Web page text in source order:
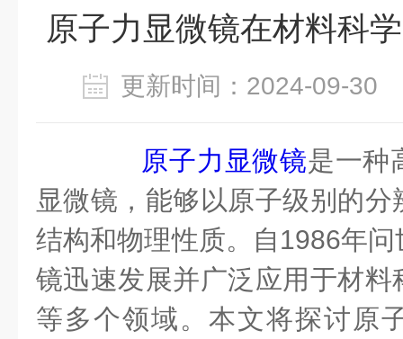
原子力显微镜在材料科
更新时间：2024-09-
原子力显微镜是一种
显微镜，能够以原子级别的
结构和物理性质。自1986年
镜迅速发展并广泛应用于材
等多个领域。本文将探讨原